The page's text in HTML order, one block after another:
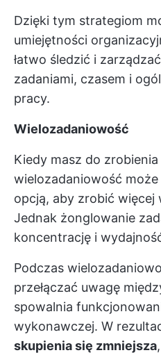
Dzięki tym strategiom
umiejętności
łatwo śledzić i
zadaniami, czasem i
pracy.
Wielozadaniowość
Kiedy masz do
wielozadaniowość
opcją, aby zrobić więcej
Jednak żonglowanie
koncentrację i
Podczas
przełączać uwagę
spowalnia
wykonawczej. W
skupienia się zmniejsza